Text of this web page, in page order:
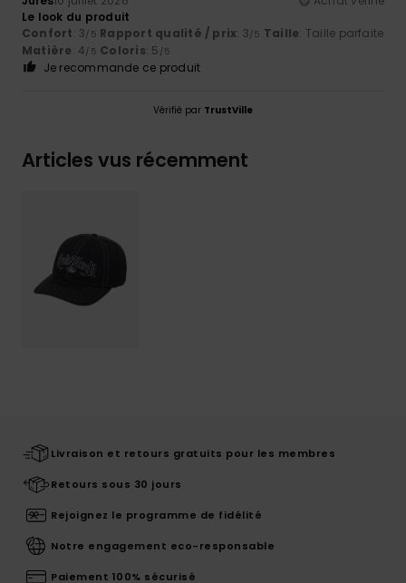
Le look du produit
Confort: 3/5 Rapport qualité / prix: 3/5 Taille: Taille parfaite
Matière: 4/5 Coloris: 5 /5
Je recommande ce produit
Vérifié par TrustVille
Articles vus récemment
Livraison et retours gratuits pour les membres
Retours sous 30 jours
Rejoignez le programme de fidélité
Notre engagement eco-responsable
Paiement 100% sécurisé